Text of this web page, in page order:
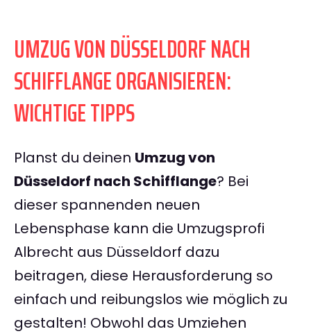
UMZUG VON DÜSSELDORF NACH
SCHIFFLANGE ORGANISIEREN:
WICHTIGE TIPPS
Planst du deinen Umzug von
Düsseldorf nach Schifflange? Bei
dieser spannenden neuen
Lebensphase kann die Umzugsprofi
Albrecht aus Düsseldorf dazu
beitragen, diese Herausforderung so
einfach und reibungslos wie möglich zu
gestalten! Obwohl das Umziehen